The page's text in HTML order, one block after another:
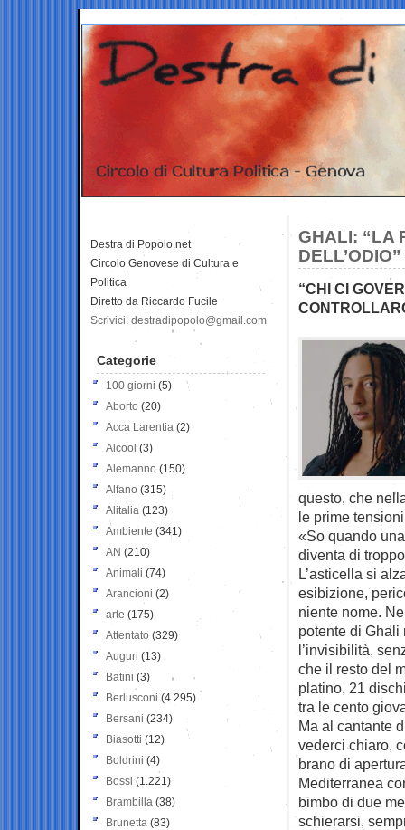
GHALI: “LA
DELL’ODIO”
“CHI CI
questo, che
le prime
«So quando
diventa di
L’asticella si
esibizione,
niente nome.
potente di Ghali
l’invisibilità,
che il resto del
platino, 21
tra le cento
Ma al cantante
vederci chiaro,
brano di
Mediterranea
bimbo di due
schierarsi,
Destra di Popolo.net
Circolo Genovese di Cultura e
Politica
Diretto da Riccardo Fucile
Scrivici: destradipopolo@gmail.com
Categorie
100 giorni (5)
Aborto (20)
Acca Larentia (2)
Alcool (3)
Alemanno (150)
Alfano (315)
Alitalia (123)
Ambiente (341)
AN (210)
Animali (74)
Arancioni (2)
arte (175)
Attentato (329)
Auguri (13)
Batini (3)
Berlusconi (4.295)
Bersani (234)
Biasotti (12)
Boldrini (4)
Bossi (1.221)
Brambilla (38)
Brunetta (83)